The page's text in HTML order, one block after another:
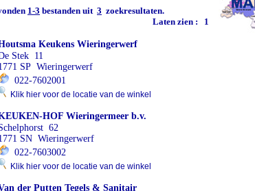
1-3 bestanden uit 3 zoekresultaten.
Laten zien :
1
Keukens Wieringerwerf
Stek 11
SP Wieringerwerf
022-7602001
Klik hier voor de locatie van de winkel
HOF Wieringermeer b.v.
62
SN Wieringerwerf
022-7603002
Klik hier voor de locatie van de winkel
der Putten Tegels & Sanitair